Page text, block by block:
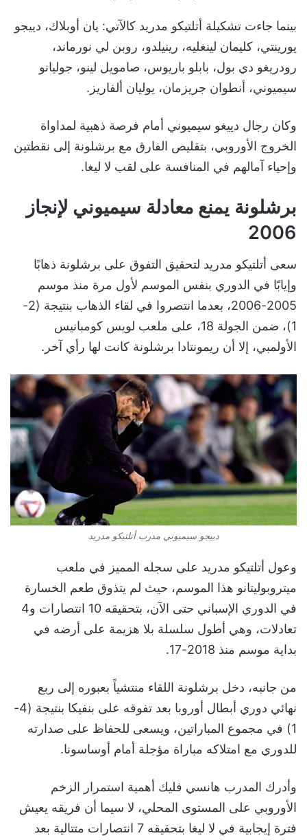
بينما جاءت تشكيلة أتلتيكو مدريد كالآتي: يان أوبلاك، دييجو
يورينتي، كليمان لينغليه، رينيلدو، روبن لي نورماند،
رودريغو دي بول، بابلو باريوس، صامويل لينو، جوليانو
سيميوني، أنطوان جريزمان، يوليان ألفاريز.
وكان رجال دييغو سيميوني أمام فرصة ذهبية لمداواة
الخروج الأوروبي، بتقليص الفارق مع برشلونة إلى نقطتين
وإحياء آمالهم في المنافسة على لقب لا ليغا.
برشلونة يمنع معادلة سيميوني لإنجاز
2006
سعى أتلتيكو مدريد لتحقيق التفوق على برشلونة ذهابًا
وإيابًا في الدوري بنفس الموسم لأول مرة منذ موسم
2005-2006، بعدما انتصروا في لقاء الذهاب بنتيجة (2-
1)، ضمن الجولة 18، على ملعب لويس كومبانيس
الأولمبي، إلا أن ريمونتادا برشلونة كانت لها رأي آخر.
دييجو سيميوني مدرب أتلتيكو مدريد
وعول أتلتيكو مدريد على سجله المميز في ملعب
ميتروبوليتانو هذا الموسم، حيث لم يتذوق طعم الخسارة
في الدوري الإسباني حتى الآن، بتحقيقه 10 انتصارات و4
تعادلات، وهي أطول سلسلة بلا هزيمة على أرضه في
بداية موسم منذ 2018-17.
من جانبه، دخل برشلونة اللقاء منتشياً بعبوره إلى ربع
نهائي دوري أبطال أوروبا بعد تفوقه على بنفيكا بنتيجة (4-
1) في مجموع المباراتين، ويسعى للحفاظ على صدارته
للدوري مع امتلاكه مباراة مؤجلة أمام أوساسونا.
وأدرك المدرب هانسي فليك أهمية استمرار الزخم
الأوروبي على المستوى المحلي، لا سيما أن فريقه يعيش
فترة إيجابية في لا ليغا بتحقيقه 7 انتصارات متتالية بعد